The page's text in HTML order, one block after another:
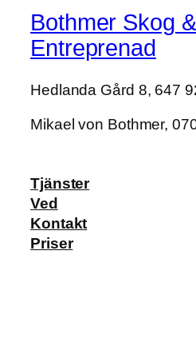
Bothmer Skog &
Entreprenad
Hedlanda Gård 8, 647
Mikael von Bothmer,
Tjänster
Ved
Kontakt
Priser